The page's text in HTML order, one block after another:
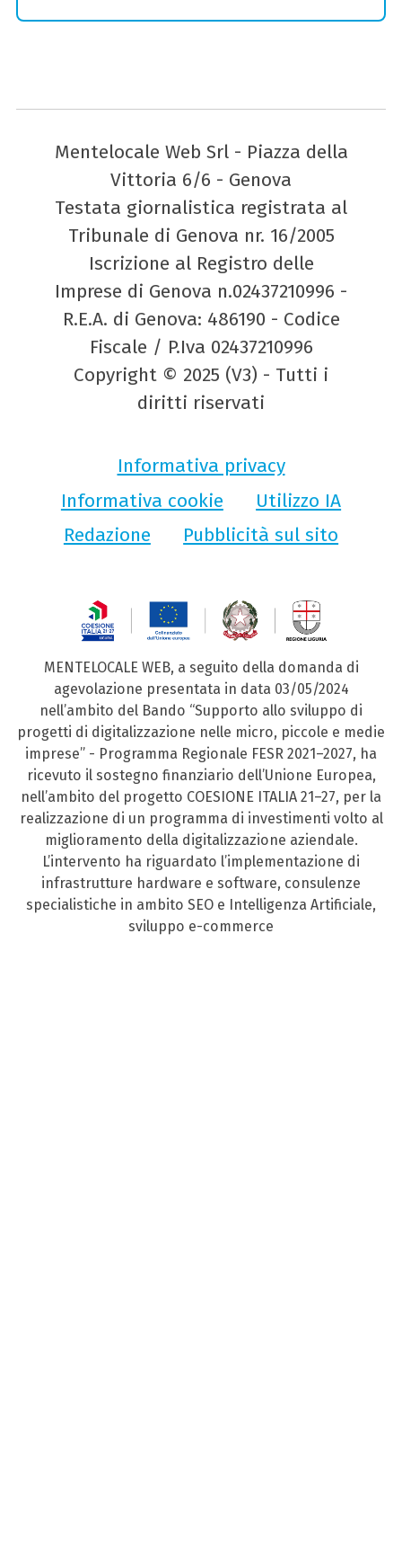
Mentelocale Web Srl - Piazza della
Vittoria 6/6 - Genova
Testata giornalistica registrata al
Tribunale di Genova nr. 16/2005
Iscrizione al Registro delle
Imprese di Genova n.02437210996 -
R.E.A. di Genova: 486190 - Codice
Fiscale / P.Iva 02437210996
Copyright © 2025 (V3) - Tutti i
diritti riservati
Informativa privacy
Informativa cookie
Utilizzo IA
Redazione
Pubblicità sul sito
MENTELOCALE WEB, a seguito della domanda di
agevolazione presentata in data 03/05/2024
nell’ambito del Bando “Supporto allo sviluppo di
progetti di digitalizzazione nelle micro, piccole e medie
imprese” - Programma Regionale FESR 2021–2027, ha
ricevuto il sostegno finanziario dell’Unione Europea,
nell’ambito del progetto COESIONE ITALIA 21–27, per la
realizzazione di un programma di investimenti volto al
miglioramento della digitalizzazione aziendale.
L’intervento ha riguardato l’implementazione di
infrastrutture hardware e software, consulenze
specialistiche in ambito SEO e Intelligenza Artificiale,
sviluppo e-commerce